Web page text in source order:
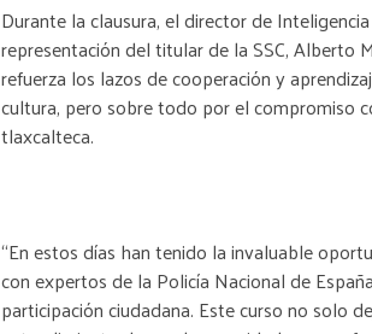
Durante la clausura, el director de
representación del titular de la SSC, Alberto
refuerza los lazos de cooperación y
cultura, pero sobre todo por el compromiso
tlaxcalteca.
“En estos días han tenido la invaluable
con expertos de la Policía Nacional de
participación ciudadana. Este curso no solo